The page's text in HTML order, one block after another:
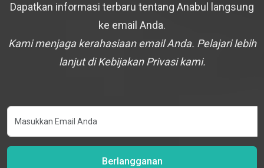
Dapatkan informasi terbaru tentang Anabul langsung
ke email Anda.
Kami menjaga kerahasiaan email Anda. Pelajari lebih
lanjut di Kebijakan Privasi kami.
Berlangganan